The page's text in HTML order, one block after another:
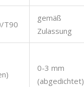
T90
gemäß
Zulassung
0-3 mm
(abgedichtet)